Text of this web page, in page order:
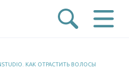
КАК ОТРАСТИТЬ ВОЛОСЫ